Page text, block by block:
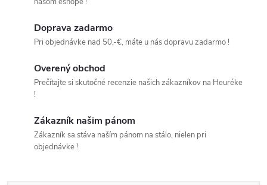
Doprava zadarmo
Pri objednávke nad 50,-€, máte u nás dopravu zadarmo !
Overený obchod
Prečítajte si skutočné recenzie našich zákazníkov na Heuréke
!
Zákazník našim pánom
Zákazník sa stáva naším pánom na stálo, nielen pri
objednávke !